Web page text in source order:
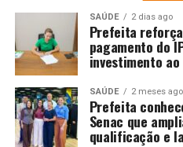
SAÚDE 2 dias ago
Prefeita
pagamento do
investimento ao
SAÚDE 2 meses ago
Prefeita
Senac que
qualificação e